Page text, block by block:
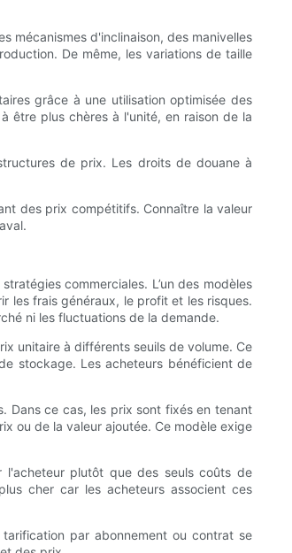
mécanismes d'inclinaison, des manivelles
De même, les variations de taille
grâce à une utilisation optimisée des
être plus chères à l'unité, en raison de la
de prix. Les droits de douane à
des prix compétitifs. Connaître la valeur
commerciales. L’un des modèles
les frais généraux, le profit et les risques.
ni les fluctuations de la demande.
unitaire à différents seuils de volume. Ce
stockage. Les acheteurs bénéficient de
Dans ce cas, les prix sont fixés en tenant
ou de la valeur ajoutée. Ce modèle exige
l'acheteur plutôt que des seuls coûts de
cher car les acheteurs associent ces
par abonnement ou contrat se